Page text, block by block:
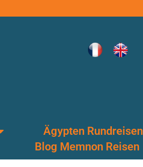
Ägypten Rundreisen
Blog Memnon Reisen